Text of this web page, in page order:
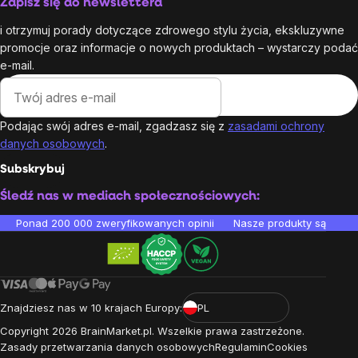
Zapisz się do newslettera
i otrzymuj porady dotyczące zdrowego stylu życia, ekskluzywne
promocje oraz informacje o nowych produktach – wystarczy podać
e-mail.
Podając swój adres e-mail, zgadzasz się z zasadami ochrony
danych osobowych.
Subskrybuj
Śledź nas w mediach społecznościowych:
Ponad 200 000 zweryfikowanych opinii Nasze produkty są
Znajdziesz nas w 10 krajach Europy:
PL
Copyright 2026 BrainMarket.pl. Wszelkie prawa zastrzeżone.
Zasady przetwarzania danych osobowychRegulaminCookies